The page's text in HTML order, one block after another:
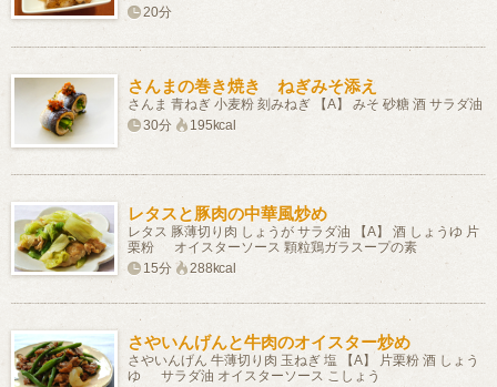
20分
さんまの巻き焼き ねぎみそ添え
さんま 青ねぎ 小麦粉 刻みねぎ 【A】 みそ 砂糖 酒 サラダ油
30分
195kcal
レタスと豚肉の中華風炒め
レタス 豚薄切り肉 しょうが サラダ油 【A】 酒 しょうゆ 片
栗粉 オイスターソース 顆粒鶏ガラスープの素
15分
288kcal
さやいんげんと牛肉のオイスター炒め
さやいんげん 牛薄切り肉 玉ねぎ 塩 【A】 片栗粉 酒 しょう
ゆ サラダ油 オイスターソース こしょう